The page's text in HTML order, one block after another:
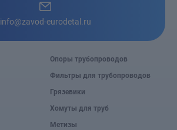
info@zavod-eurodetal.ru
Опоры трубопроводов
Фильтры для трубопроводов
Грязевики
Хомуты для труб
Метизы